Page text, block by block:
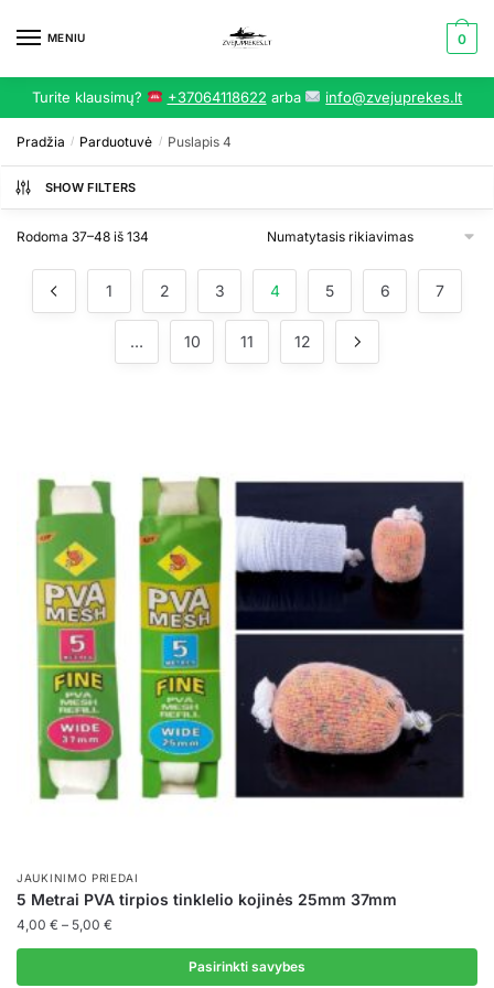
MENIU 0
Turite klausimų? +37064118622 arba info@zvejuprekes.lt
Pradžia / Parduotuvė / Puslapis 4
SHOW FILTERS
Rodoma 37–48 iš 134
1 2 3 4 5 6 7
… 10 11 12
JAUKINIMO PRIEDAI
5 Metrai PVA tirpios tinklelio kojinės 25mm 37mm
4,00 € – 5,00 €
Pasirinkti savybes